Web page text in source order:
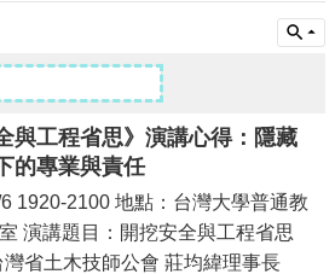
與⼯程省思》演講⼼得：隱藏
的專業與責任
1920-2100 地點：台灣大學普通教
演講題目：開挖安全與工程省思
省土木技師公會 莊均緯理事長